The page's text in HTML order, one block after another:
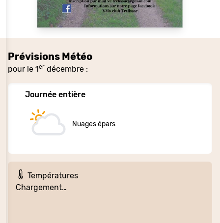
Prévisions Météo
pour le 1er décembre :
Journée entière
Nuages épars
Températures
Chargement…